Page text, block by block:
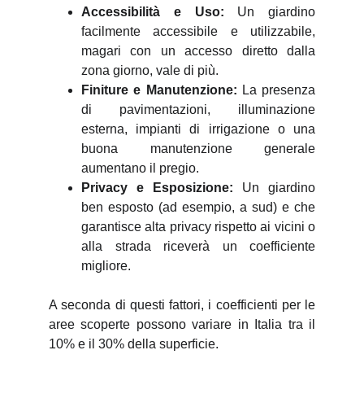
Accessibilità e Uso: Un giardino
facilmente accessibile e utilizzabile,
magari con un accesso diretto dalla
zona giorno, vale di più.
Finiture e Manutenzione: La presenza
di pavimentazioni, illuminazione
esterna, impianti di irrigazione o una
buona manutenzione generale
aumentano il pregio.
Privacy e Esposizione: Un giardino
ben esposto (ad esempio, a sud) e che
garantisce alta privacy rispetto ai vicini o
alla strada riceverà un coefficiente
migliore.
A seconda di questi fattori, i coefficienti per le
aree scoperte possono variare in Italia tra il
10% e il 30% della superficie.